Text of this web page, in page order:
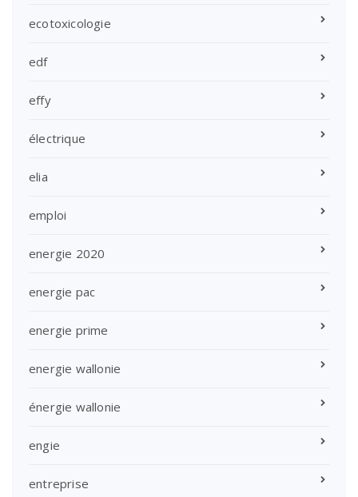
ecotoxicologie
edf
effy
électrique
elia
emploi
energie 2020
energie pac
energie prime
energie wallonie
énergie wallonie
engie
entreprise